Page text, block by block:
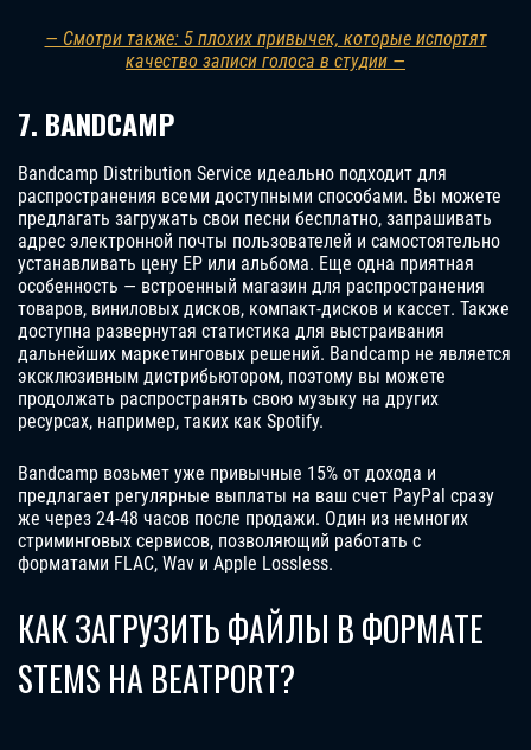
— Смотри также: 5 плохих привычек, которые испортят
качество записи голоса в студии —
7. BANDCAMP
Bandcamp Distribution Service идеально подходит для
распространения всеми доступными способами. Вы можете
предлагать загружать свои песни бесплатно, запрашивать
адрес электронной почты пользователей и самостоятельно
устанавливать цену EP или альбома. Еще одна приятная
особенность — встроенный магазин для распространения
товаров, виниловых дисков, компакт-дисков и кассет. Также
доступна развернутая статистика для выстраивания
дальнейших маркетинговых решений. Bandcamp не является
эксклюзивным дистрибьютором, поэтому вы можете
продолжать распространять свою музыку на других
ресурсах, например, таких как Spotify.
Bandcamp возьмет уже привычные 15% от дохода и
предлагает регулярные выплаты на ваш счет PayPal сразу
же через 24-48 часов после продажи. Один из немногих
стриминговых сервисов, позволяющий работать с
форматами FLAC, Wav и Apple Lossless.
КАК ЗАГРУЗИТЬ ФАЙЛЫ В ФОРМАТЕ
STEMS НА BEATPORT?